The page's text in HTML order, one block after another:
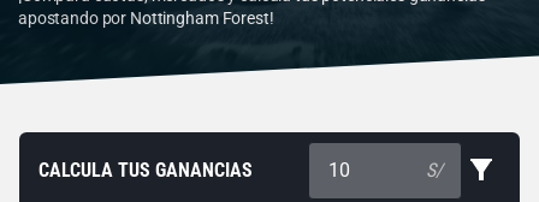
apostando por Nottingham Forest!
CALCULA TUS GANANCIAS S/